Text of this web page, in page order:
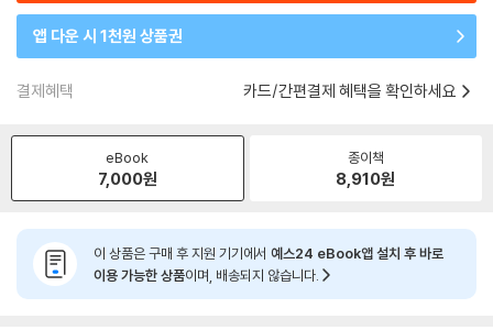
앱 다운 시 1천원 상품권
결제혜택 카드/간편결제 혜택을 확인하세요
eBook
7,000원
종이책
8,910원
이 상품은 구매 후 지원 기기에서 예스24 eBook앱 설치 후 바로
이용 가능한 상품이며, 배송되지 않습니다.